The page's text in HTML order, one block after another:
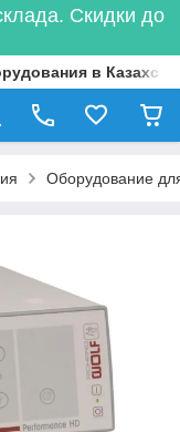
Скидки до
в
Оборудование